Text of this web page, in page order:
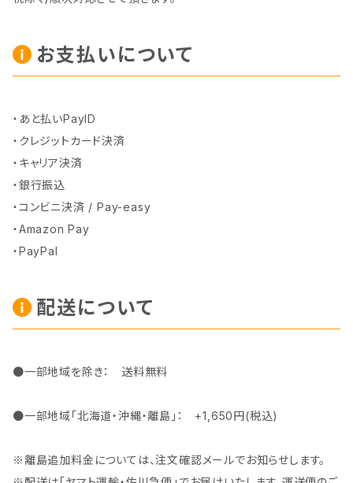
お支払いについて
・あと払いPayID
・クレジットカード決済
・キャリア決済
・銀行振込
・コンビニ決済 / Pay-easy
・Amazon Pay
・PayPal
配送について
●一部地域を除き： 送料無料
●一部地域「北海道・沖縄・離島」： +1,650円(税込)
※離島追加料金については、注文確認メールでお知らせします。